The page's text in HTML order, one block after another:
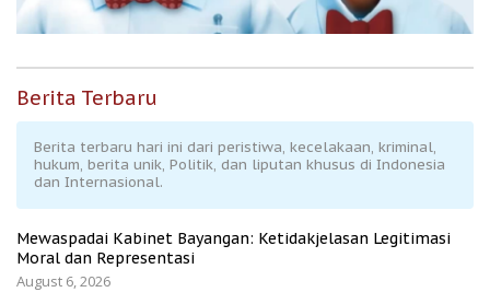
Berita Terbaru
Berita terbaru hari ini dari peristiwa, kecelakaan, kriminal,
hukum, berita unik, Politik, dan liputan khusus di Indonesia
dan Internasional.
Mewaspadai Kabinet Bayangan: Ketidakjelasan Legitimasi
Moral dan Representasi
August 6, 2026